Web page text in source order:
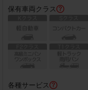
保有車両クラス
各種サービス